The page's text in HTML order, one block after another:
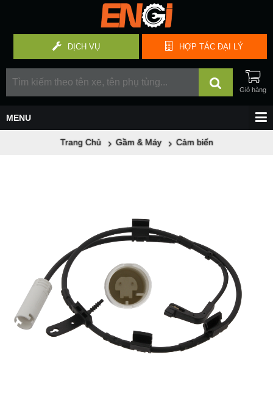
HỢP TÁC ĐẠI LÝ
DỊCH VỤ
Trang Chủ Gầm & Máy Cảm biến